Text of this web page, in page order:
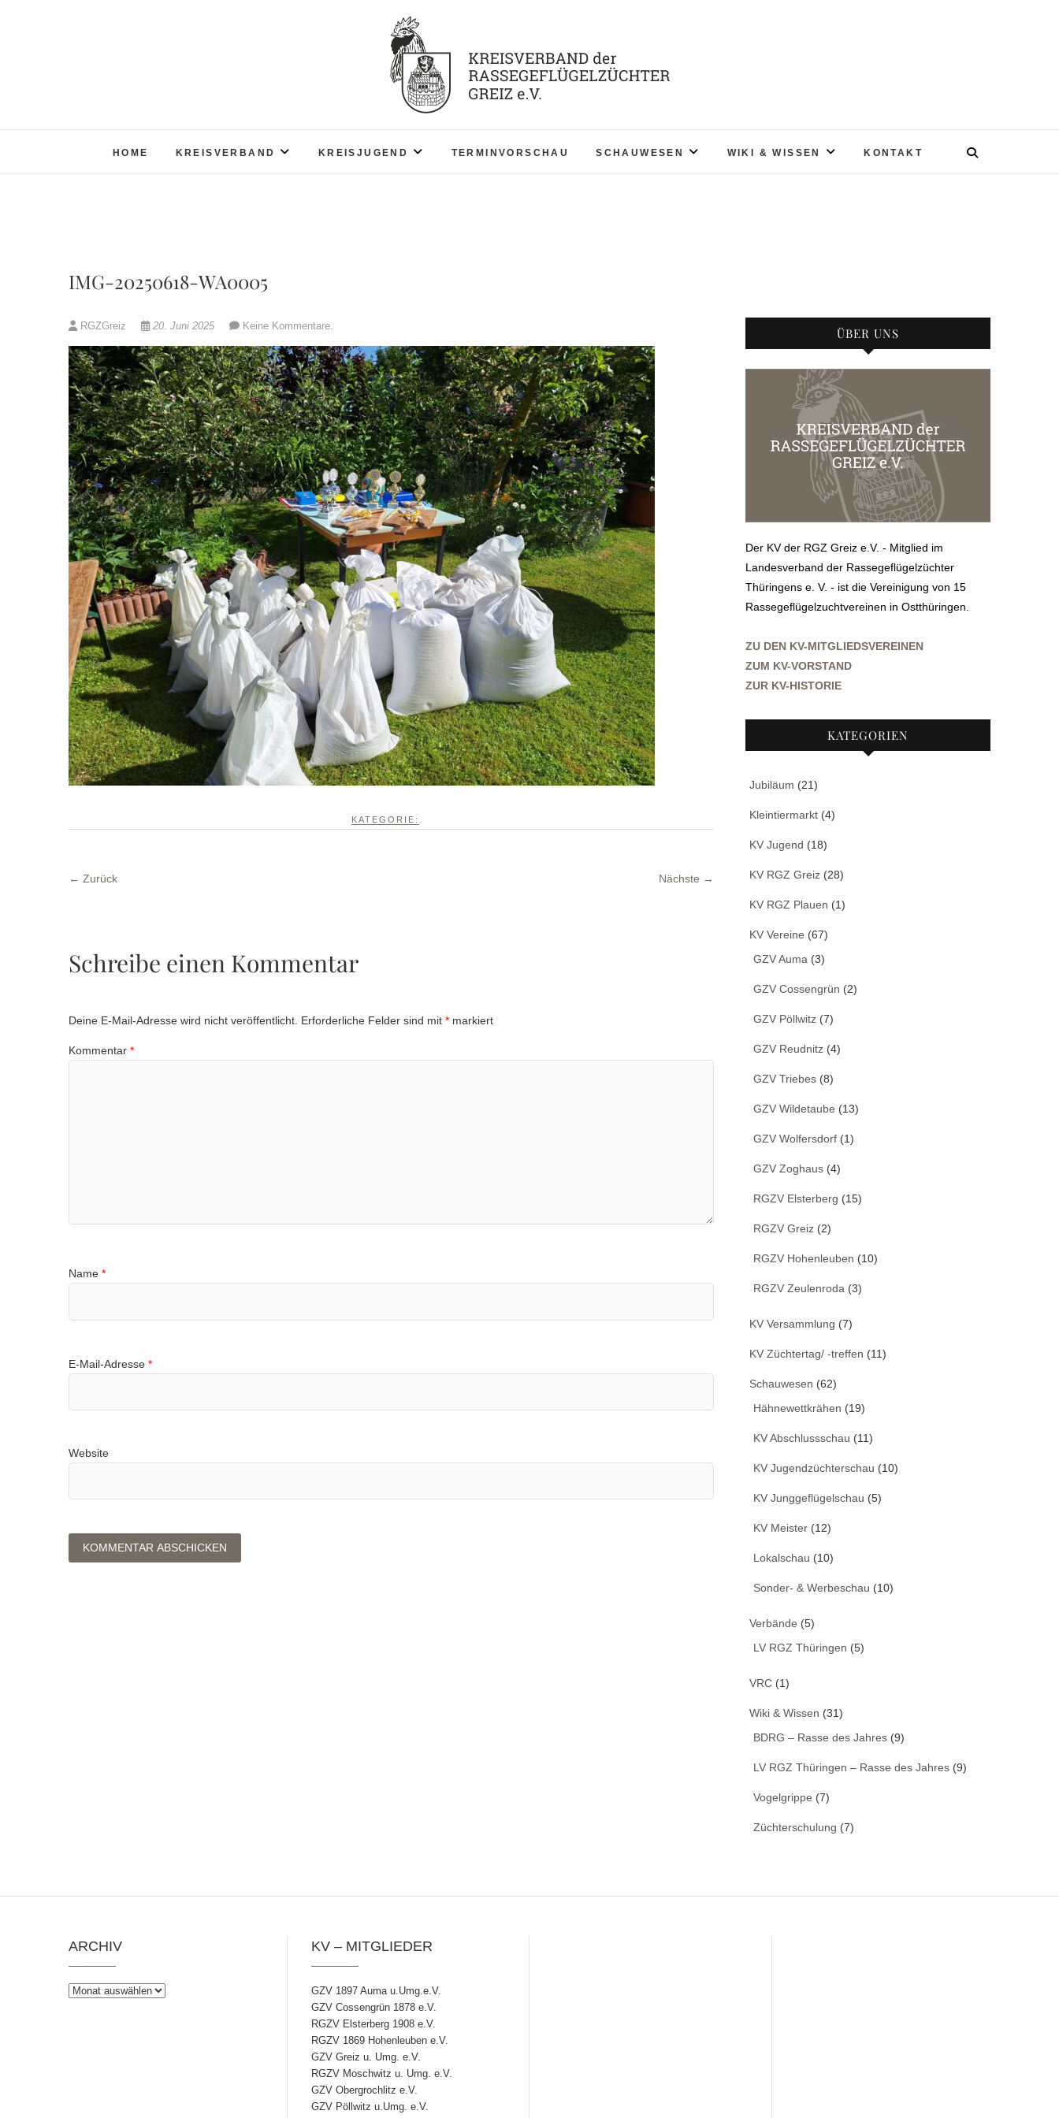
KV RGZ Greiz
HOME KREISVERBAND KREISJUGEND TERMINVORSCHAU SCHAUWESEN WIKI & WISSEN KONTAKT
IMG-20250618-WA0005
RGZGreiz 20. Juni 2025 Keine Kommentare.
KATEGORIE:
← Zurück Nächste →
Schreibe einen Kommentar
Deine E-Mail-Adresse wird nicht veröffentlicht. Erforderliche Felder sind mit * markiert
Kommentar *
Name *
E-Mail-Adresse *
Website
ÜBER UNS
Der KV der RGZ Greiz e.V. - Mitglied im
Landesverband der Rassegeflügelzüchter
Thüringens e. V. - ist die Vereinigung von 15
Rassegeflügelzuchtvereinen in Ostthüringen.
ZU DEN KV-MITGLIEDSVEREINEN
ZUM KV-VORSTAND
ZUR KV-HISTORIE
KATEGORIEN
Jubiläum (21)
Kleintiermarkt (4)
KV Jugend (18)
KV RGZ Greiz (28)
KV RGZ Plauen (1)
KV Vereine (67)
GZV Auma (3)
GZV Cossengrün (2)
GZV Pöllwitz (7)
GZV Reudnitz (4)
GZV Triebes (8)
GZV Wildetaube (13)
GZV Wolfersdorf (1)
GZV Zoghaus (4)
RGZV Elsterberg (15)
RGZV Greiz (2)
RGZV Hohenleuben (10)
RGZV Zeulenroda (3)
KV Versammlung (7)
KV Züchtertag/ -treffen (11)
Schauwesen (62)
Hähnewettkrähen (19)
KV Abschlussschau (11)
KV Jugendzüchterschau (10)
KV Junggeflügelschau (5)
KV Meister (12)
Lokalschau (10)
Sonder- & Werbeschau (10)
Verbände (5)
LV RGZ Thüringen (5)
VRC (1)
Wiki & Wissen (31)
BDRG – Rasse des Jahres (9)
LV RGZ Thüringen – Rasse des Jahres (9)
Vogelgrippe (7)
Züchterschulung (7)
ARCHIV
Archiv
KV – MITGLIEDER
GZV 1897 Auma u.Umg.e.V.
GZV Cossengrün 1878 e.V.
RGZV Elsterberg 1908 e.V.
RGZV 1869 Hohenleuben e.V.
GZV Greiz u. Umg. e.V.
RGZV Moschwitz u. Umg. e.V.
GZV Obergrochlitz e.V.
GZV Pöllwitz u.Umg. e.V.